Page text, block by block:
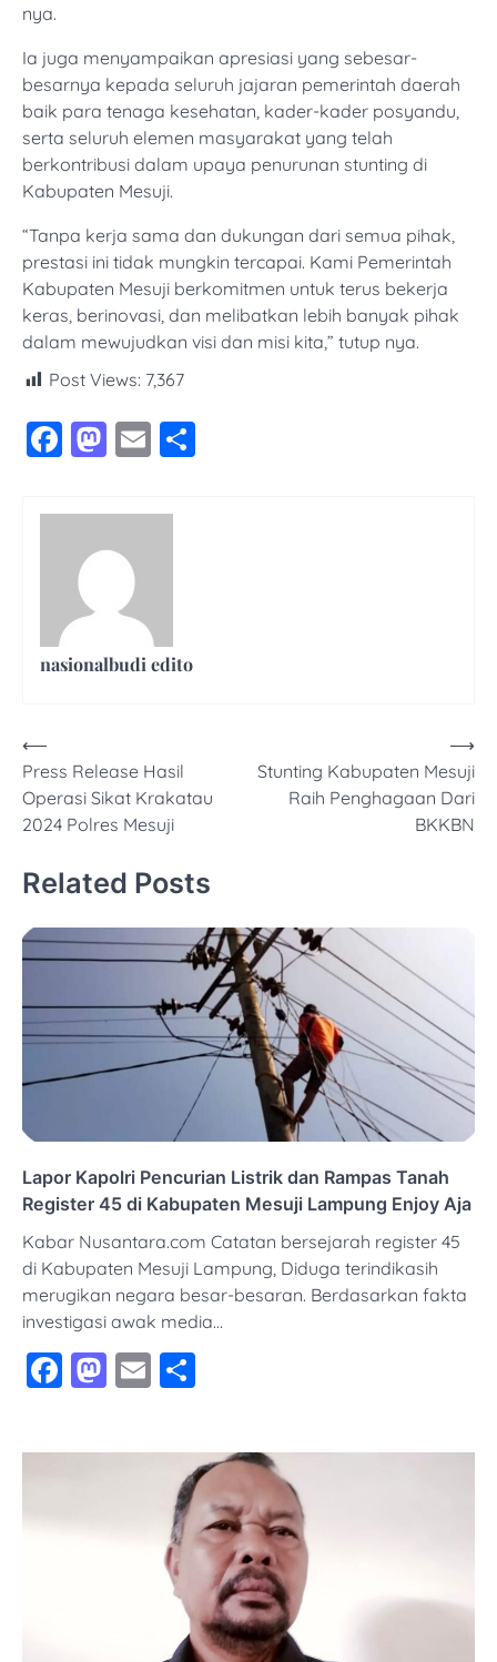
nya.
Ia juga menyampaikan apresiasi yang sebesar-
besarnya kepada seluruh jajaran pemerintah daerah
baik para tenaga kesehatan, kader-kader posyandu,
serta seluruh elemen masyarakat yang telah
berkontribusi dalam upaya penurunan stunting di
Kabupaten Mesuji.
“Tanpa kerja sama dan dukungan dari semua pihak,
prestasi ini tidak mungkin tercapai. Kami Pemerintah
Kabupaten Mesuji berkomitmen untuk terus bekerja
keras, berinovasi, dan melibatkan lebih banyak pihak
dalam mewujudkan visi dan misi kita,” tutup nya.
Post Views: 7,367
Facebook
Mastodon
Email
nasionalbudi edito
Navigasi
pos
⟵
Press Release Hasil
Operasi Sikat Krakatau
2024 Polres Mesuji
Stunting Kabupaten Mesuji
Raih Penghagaan Dari
BKKBN
⟶
Related Posts
Lapor Kapolri Pencurian Listrik dan Rampas Tanah
Register 45 di Kabupaten Mesuji Lampung Enjoy Aja
Kabar Nusantara.com Catatan bersejarah register 45
di Kabupaten Mesuji Lampung, Diduga terindikasih
merugikan negara besar-besaran. Berdasarkan fakta
investigasi awak media…
Facebook
Mastodon
Email